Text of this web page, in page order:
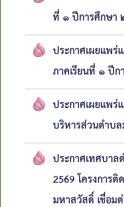
ที่ ๑ ปีการศึกษา
ประกาศเผยแพร่
ภาคเรียนที่ ๑ ปี
ประกาศเผยแพร่
บริหารส่วนตำบ
ประกาศเทศบา
2569 โครงการ
มหาสวัสดิ์ เชื่อม